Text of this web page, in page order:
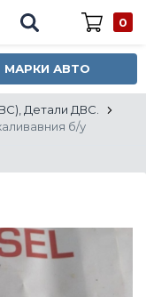
0
МАРКИ АВТО
Детали ДВС.
б/у